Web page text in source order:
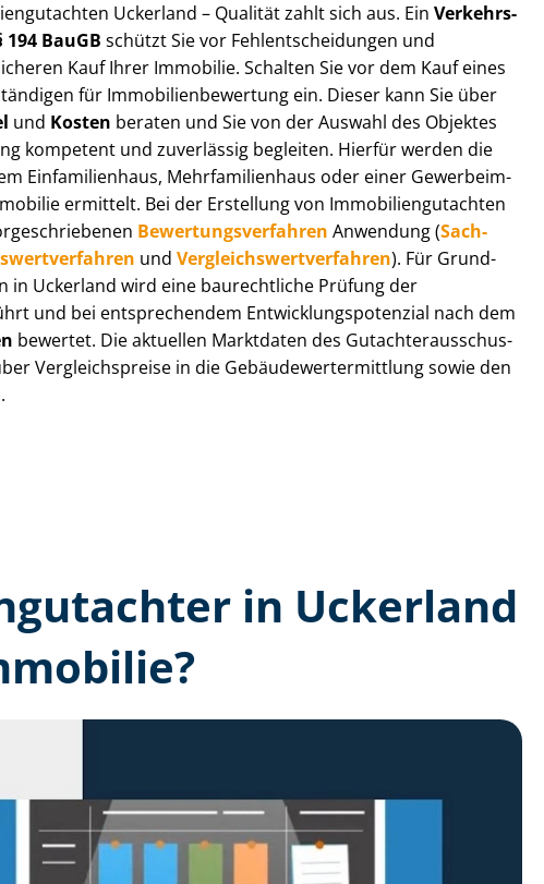
Uckerland – Qualität zahlt sich aus. Ein Ver­kehrs­
BauGB schützt Sie vor Fehl­ent­schei­dun­gen und
Kauf Ihrer Immobilie. Schalten Sie vor dem Kauf eines
für Im­mo­bi­li­en­be­wer­tung ein. Dieser kann Sie über
und Kosten beraten und Sie von der Auswahl des Objektes
kompetent und zuverlässig begleiten. Hierfür werden die
Einfamilienhaus, Mehr­fa­mi­li­en­haus oder einer Ge­wer­be­im­
ermittelt. Bei der Erstellung von Im­mo­bi­li­en­gut­ach­ten
Be­wer­tungs­ver­fah­ren Anwendung (Sach­
und Ver­gleichs­wert­ver­fah­ren). Für Grund­
in Uckerland wird eine baurechtliche Prüfung der
und bei entsprechendem Ent­wick­lungs­po­ten­zi­al nach dem
bewertet. Die aktuellen Marktdaten des Gut­ach­ter­aus­schus­
Ver­gleichs­prei­se in die Ge­bäu­de­wert­ermitt­lung sowie den
in Uckerland